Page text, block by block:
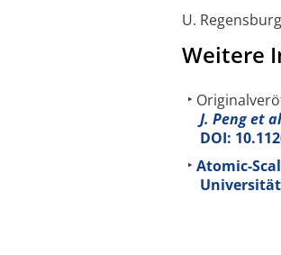
U.
Weitere
J. Peng et
DOI:
Atomic-